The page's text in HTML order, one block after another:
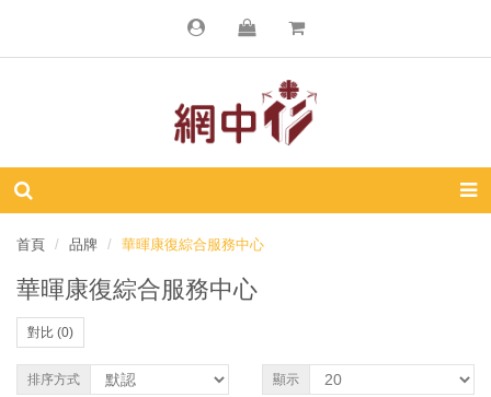
首頁 品牌 華暉康復綜合服務中心
華暉康復綜合服務中心
對比 (0)
排序方式 顯示